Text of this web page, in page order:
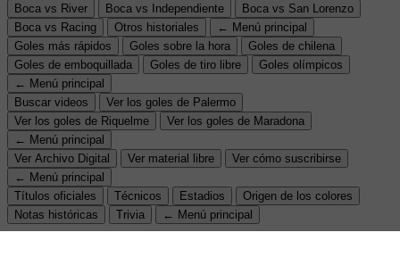
Boca vs River
Boca vs Independiente
Boca vs San Lorenzo
Boca vs Racing
Otros historiales
← Menú principal
Goles más rápidos
Goles sobre la hora
Goles de chilena
Goles de emboquillada
Goles de tiro libre
Goles olímpicos
← Menú principal
Buscar videos
Ver los goles de Palermo
Ver los goles de Riquelme
Ver los goles de Maradona
← Menú principal
Ver Archivo Digital
Ver material libre
Ver cómo suscribirse
← Menú principal
Títulos oficiales
Técnicos Estadios
Origen de los colores
Notas históricas
Trivia ← Menú principal